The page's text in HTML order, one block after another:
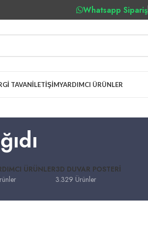
Whatsapp Sipariş
TAVANİLETIŞIMYARDIMCI ÜRÜNLER
ÜRÜNLER3D DUVAR POSTERI
3.329 Ürünler